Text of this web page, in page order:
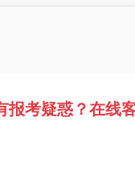
报考疑惑？在线